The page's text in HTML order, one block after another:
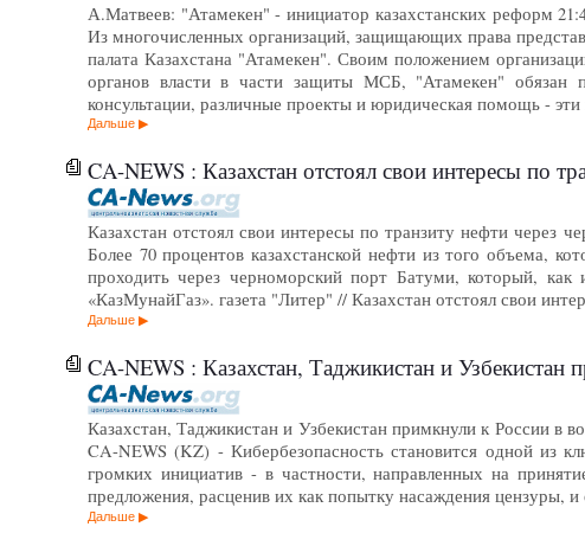
А.Матвеев: "Атамекен" - инициатор казахстанских
Из многочисленных организаций, защищающих права
палата Казахстана "Атамекен". Своим положением
органов власти в части защиты МСБ, "Атамекен" обязан
консультации, различные проекты и юридическая помощь -
Дальше
CA-NEWS : Казахстан отстоял свои интересы по
Казахстан отстоял свои интересы по транзиту нефти через
Более 70 процентов казахстанской нефти из того объема,
проходить через черноморский порт Батуми, который, как
«КазМунайГаз». газета "Литер" // Казахстан отстоял свои
Дальше
CA-NEWS : Казахстан, Таджикистан и Узбекистан
Казахстан, Таджикистан и Узбекистан примкнули к России в
CA-NEWS (KZ) - Кибербезопасность становится одной из
громких инициатив - в частности, направленных на
предложения, расценив их как попытку насаждения цензуры,
Дальше